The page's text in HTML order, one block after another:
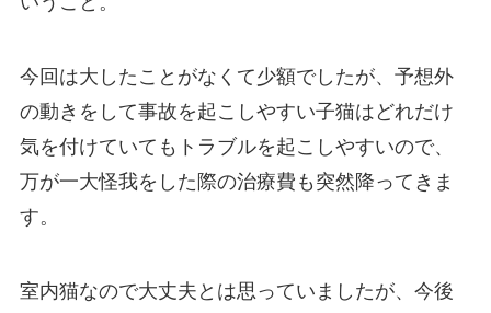
今回は大したことがなくて少額でしたが、予想外
の動きをして事故を起こしやすい子猫はどれだけ
気を付けていてもトラブルを起こしやすいので、
万が一大怪我をした際の治療費も突然降ってきま
す。
室内猫なので大丈夫とは思っていましたが、今後